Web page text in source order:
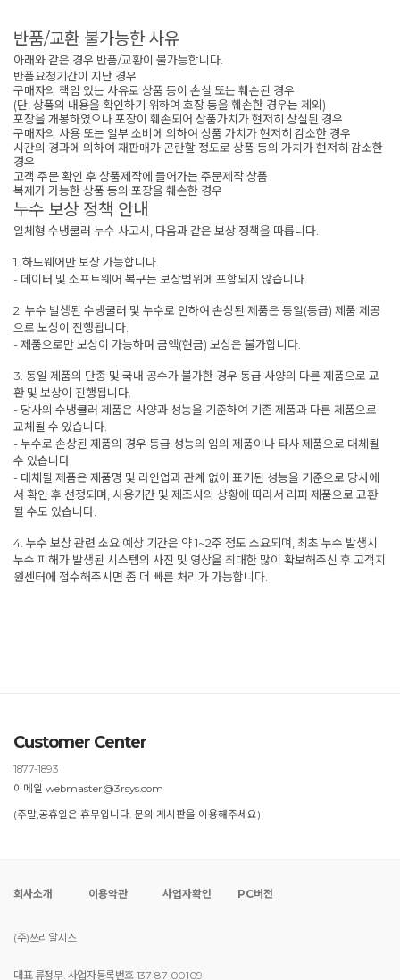
반품/교환 불가능한 사유
아래와 같은 경우 반품/교환이 불가능합니다.
반품요청기간이 지난 경우
구매자의 책임 있는 사유로 상품 등이 손실 또는 훼손된 경우
(단, 상품의 내용을 확인하기 위하여 호장 등을 훼손한 경우는 제외)
포장을 개봉하였으나 포장이 훼손되어 상품가치가 현저히 상실된 경우
구매자의 사용 또는 일부 소비에 의하여 상품 가치가 현저히 감소한 경우
시간의 경과에 의하여 재판매가 곤란할 정도로 상품 등의 가치가 현저히 감소한
경우
고객 주문 확인 후 상품제작에 들어가는 주문제작 상품
복제가 가능한 상품 등의 포장을 훼손한 경우
누수 보상 정책 안내
일체형 수냉쿨러 누수 사고시, 다음과 같은 보상 정책을 따릅니다.
1. 하드웨어만 보상 가능합니다.
- 데이터 및 소프트웨어 복구는 보상범위에 포함되지 않습니다.
2. 누수 발생된 수냉쿨러 및 누수로 인하여 손상된 제품은 동일(동급) 제품 제공
으로 보상이 진행됩니다.
- 제품으로만 보상이 가능하며 금액(현금) 보상은 불가합니다.
3. 동일 제품의 단종 및 국내 공수가 불가한 경우 동급 사양의 다른 제품으로 교
환 및 보상이 진행됩니다.
- 당사의 수냉쿨러 제품은 사양과 성능을 기준하여 기존 제품과 다른 제품으로
교체될 수 있습니다.
- 누수로 손상된 제품의 경우 동급 성능의 임의 제품이나 타사 제품으로 대체될
수 있습니다.
- 대체될 제품은 제품명 및 라인업과 관계 없이 표기된 성능을 기준으로 당사에
서 확인 후 선정되며, 사용기간 및 제조사의 상황에 따라서 리퍼 제품으로 교환
될 수도 있습니다.
4. 누수 보상 관련 소요 예상 기간은 약 1~2주 정도 소요되며, 최초 누수 발생시
누수 피해가 발생된 시스템의 사진 및 영상을 최대한 많이 확보해주신 후 고객지
원센터에 접수해주시면 좀 더 빠른 처리가 가능합니다.
Customer Center
1877-1893
이메일 webmaster@3rsys.com
(주말,공휴일은 휴무입니다. 문의 게시판을 이용해주세요)
회사소개 이용약관 사업자확인 PC버전
(주)쓰리알시스
대표 류정무. 사업자등록번호 137-87-00109